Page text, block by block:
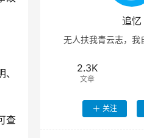
查
追忆
无人扶我青云志，我
2.3K
文章
关注